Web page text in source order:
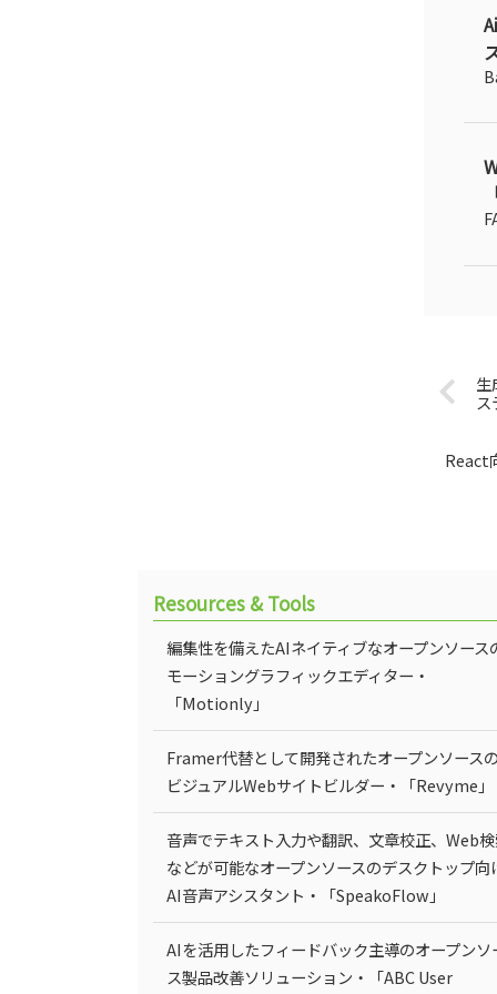
生
React
Resources & Tools
編集性を備えたAIネイティブなオープンソース
モーショングラフィックエディター・
「Motionly」
Framer代替として開発されたオープンソースの
ビジュアルWebサイトビルダー・「Revyme」
音声でテキスト入力や翻訳、文章校正、Web
などが可能なオープンソースのデスクトップ向
AI音声アシスタント・「SpeakoFlow」
AIを活用したフィードバック主導のオープンソ
ス製品改善ソリューション・「ABC User